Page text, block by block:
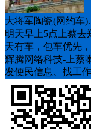
大将军陶瓷(网约车
明天早上5点上蔡去
天有车，包车优先
辉腾网络科技-上蔡
发便民信息、找工